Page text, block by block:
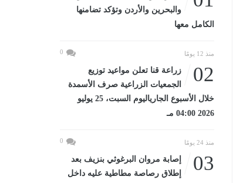
والبحرين والأردن وتؤكد تضامنها
الكامل معها
منذ 12 يومًا 0
02
زراعة قنا تعلن مواعيد توزيع
الجمعيات الزراعية صرف الأسمدة
خلال الأسبوع الجارياليوم السبت، 25 يوليو
2026 04:00 مـ
منذ 24 يومًا 0
03
إصابة مروان البرغوثي بنزيف بعد
إطلاق رصاصة مطاطية عليه داخل